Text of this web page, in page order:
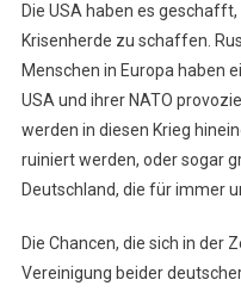
Die USA haben es
Krisenherde zu schaffen.
Menschen in Europa haben
USA und ihrer NATO
werden in diesen Krieg
ruiniert werden, oder sogar
Deutschland, die für immer
Die Chancen, die sich in der
Vereinigung beider